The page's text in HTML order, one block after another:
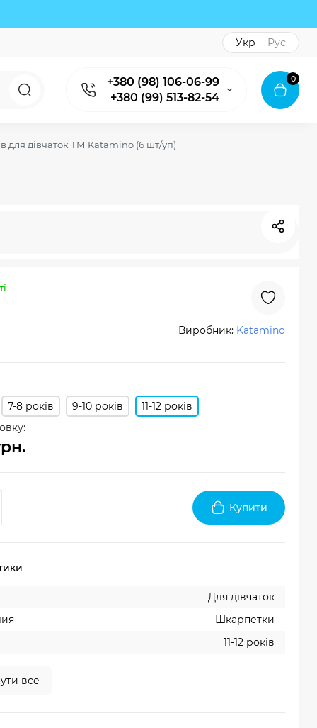
Укр Рус
+380 (98) 106-06-99
+380 (99) 513-82-54
0
для дівчаток ТМ Katamino (6 шт/уп)
Виробник: Katamino
7-8 років 9-10 років
11-12 років
Купити
Для дівчаток
-
Шкарпетки
11-12 років
все